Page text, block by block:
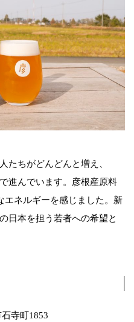
たちがどんどんと増え、
進んでいます。彦根産原料
エネルギーを感じました。新
日本を担う若者への希望と
寺町1853